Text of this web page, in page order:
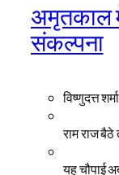
अमृतकाल
संकल्पना
विष्णुदत्त शर्मा
राम राज
यह चौपाई